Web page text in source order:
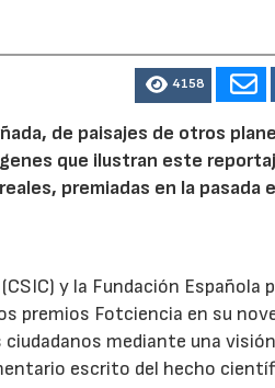
4158
de paisajes de otros
que ilustran este
premiadas en la pasada
y la Fundación Española
premios Fotciencia en su
mediante una
escrito del hecho